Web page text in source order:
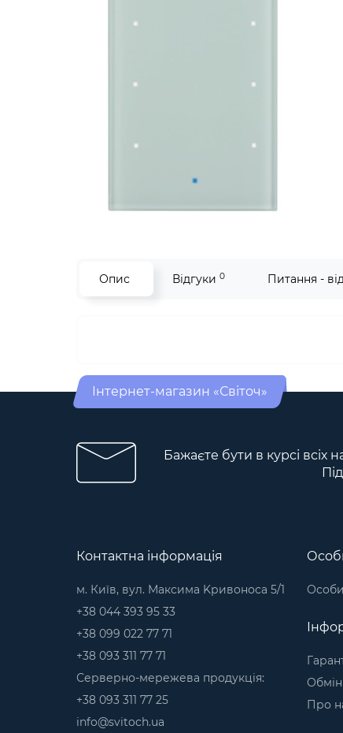
Опис Відгуки 0 Питання -
Інтернет-магазин «Світоч»
Бажаєте бути в курсі всіх
Контактна інформація
м. Київ, вул. Максима Kривоноса 5/1
+38 044 393 95 33
+38 099 022 77 71
+38 093 311 77 71
Серверно-мережева продукція:
+38 093 311 77 25
info@svitoch.ua
Про